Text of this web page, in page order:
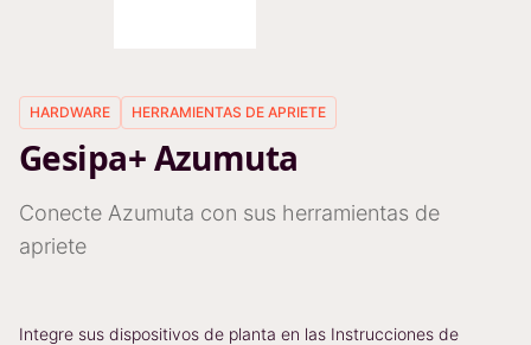
HARDWARE HERRAMIENTAS DE APRIETE
Gesipa+ Azumuta
Conecte Azumuta con sus herramientas de
apriete
Integre sus dispositivos de planta en las Instrucciones de